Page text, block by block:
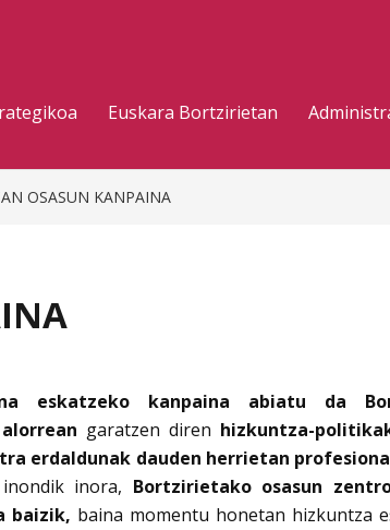
Euskara Bortzirietan
OSASUN KANPAINA
eskatzeko kanpaina abiatu da
garatzen diren hizkuntza-
erdaldunak dauden herrietan
inondik inora, Bortzirietako osasun
baizik, baina momentu honetan hizkuntza